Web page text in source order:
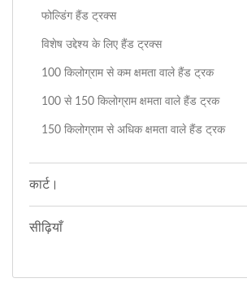
फोल्डिंग हैंड ट्रक्स
विशेष उद्देश्य के लिए हैंड ट्रक्स
100 किलोग्राम से कम क्षमता वाले हैंड ट्रक
100 से 150 किलोग्राम क्षमता वाले हैंड ट्रक
150 किलोग्राम से अधिक क्षमता वाले हैंड ट्रक
कार्ट।
सीढ़ियाँ